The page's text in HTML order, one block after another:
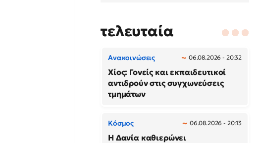
τελευταία
Ανακοινώσεις 06.08.2026 - 20:32
Χίος: Γονείς και εκπαιδευτικοί
αντιδρούν στις συγχωνεύσεις
τμημάτων
Κόσμος 06.08.2026 - 20:13
Η Δανία καθιερώνει